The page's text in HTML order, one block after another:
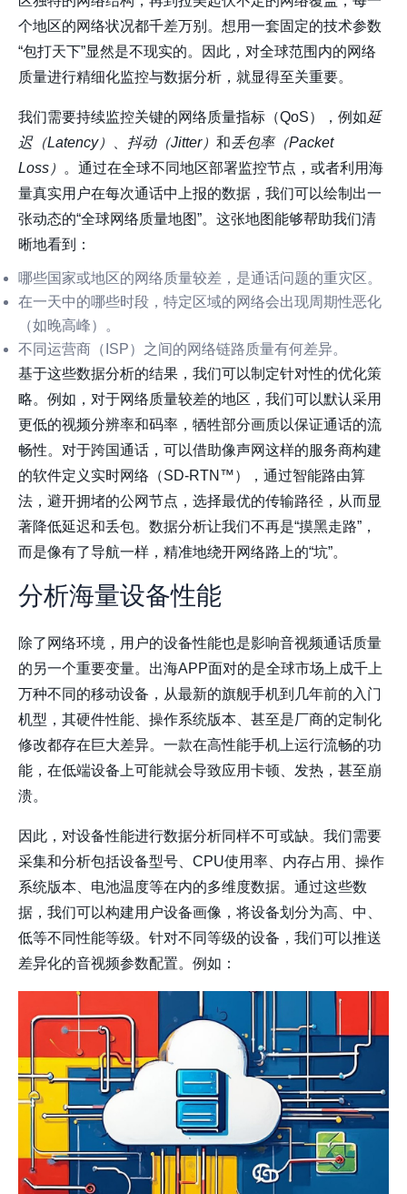
个地区的网络状况都千差万别。想用一套固定的技术参数
“包打天下”显然是不现实的。因此，对全球范围内的网络
质量进行精细化监控与数据分析，就显得至关重要。
我们需要持续监控关键的网络质量指标（QoS），例如延
迟（Latency）
抖动（Jitter） 和丢包率（Packet
Loss）
。通过在全球不同地区部署监控节点，或者利用海
量真实用户在每次通话中上报的数据，我们可以绘制出一
张动态的“全球网络质量地图”。这张地图能够帮助我们清
晰地看到：
哪些国家或地区的网络质量较差，是通话问题的重灾区。
在一天中的哪些时段，特定区域的网络会出现周期性恶化
（如晚高峰）。
不同运营商（ISP）之间的网络链路质量有何差异。
基于这些数据分析的结果，我们可以制定针对性的优化策
略。例如，对于网络质量较差的地区，我们可以默认采用
更低的视频分辨率和码率，牺牲部分画质以保证通话的流
畅性。对于跨国通话，可以借助像声网这样的服务商构建
的软件定义实时网络（SD-RTN™），通过智能路由算
法，避开拥堵的公网节点，选择最优的传输路径，从而显
著降低延迟和丢包。数据分析让我们不再是“摸黑走路”，
而是像有了导航一样，精准地绕开网络路上的“坑”。
分析海量设备性能
除了网络环境，用户的设备性能也是影响音视频通话质量
的另一个重要变量。出海APP面对的是全球市场上成千上
万种不同的移动设备，从最新的旗舰手机到几年前的入门
机型，其硬件性能、操作系统版本、甚至是厂商的定制化
修改都存在巨大差异。一款在高性能手机上运行流畅的功
能，在低端设备上可能就会导致应用卡顿、发热，甚至崩
溃。
因此，对设备性能进行数据分析同样不可或缺。我们需要
采集和分析包括设备型号、CPU使用率、内存占用、操作
系统版本、电池温度等在内的多维度数据。通过这些数
据，我们可以构建用户设备画像，将设备划分为高、中、
低等不同性能等级。针对不同等级的设备，我们可以推送
差异化的音视频参数配置。例如：